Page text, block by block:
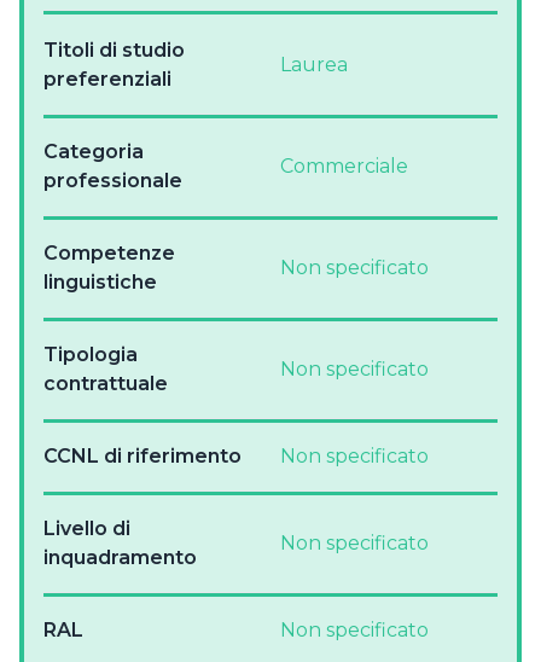
Titoli di studio
preferenziali
Laurea
Categoria
professionale
Commerciale
Competenze
linguistiche
Non specificato
Tipologia
contrattuale
Non specificato
CCNL di riferimento Non specificato
Livello di
inquadramento
Non specificato
RAL Non specificato